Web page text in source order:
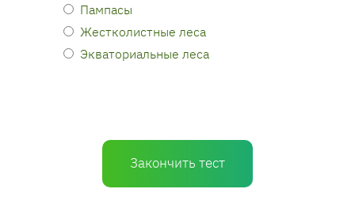
Пампасы
Жестколистные леса
Экваториальные леса
Закончить тест